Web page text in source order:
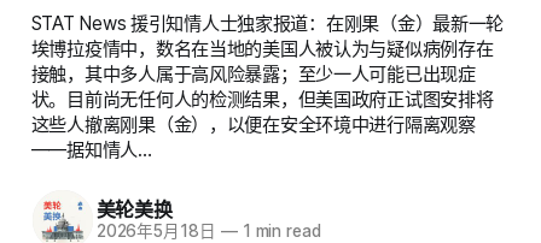
STAT News 援引知情人士独家报道：在刚果（金）最新一轮
埃博拉疫情中，数名在当地的美国人被认为与疑似病例存在
接触，其中多人属于高风险暴露；至少一人可能已出现症
状。目前尚无任何人的检测结果，但美国政府正试图安排将
这些人撤离刚果（金），以便在安全环境中进行隔离观察
——据知情人…
美轮美换
2026年5月18日 —1 min read